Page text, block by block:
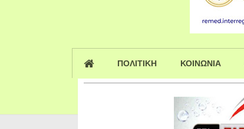
ΠΟΛΙΤΙΚΗ ΚΟΙΝΩΝΙΑ